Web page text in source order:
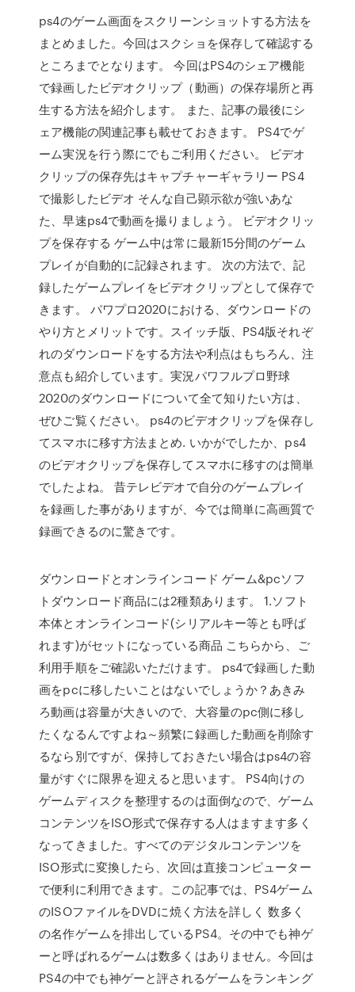
ps4のゲーム画面をスクリーンショットする方法を
まとめました。今回はスクショを保存して確認する
ところまでとなります。 今回はPS4のシェア機能
で録画したビデオクリップ（動画）の保存場所と再
生する方法を紹介します。 また、記事の最後にシ
ェア機能の関連記事も載せておきます。 PS4でゲ
ーム実況を行う際にでもご利用ください。 ビデオ
クリップの保存先はキャプチャーギャラリー PS4
で撮影したビデオ そんな自己顕示欲が強いあな
た、早速ps4で動画を撮りましょう。 ビデオクリッ
プを保存する ゲーム中は常に最新15分間のゲーム
プレイが自動的に記録されます。 次の方法で、記
録したゲームプレイをビデオクリップとして保存で
きます。 パワプロ2020における、ダウンロードの
やり方とメリットです。スイッチ版、PS4版それぞ
れのダウンロードをする方法や利点はもちろん、注
意点も紹介しています。実況パワフルプロ野球
2020のダウンロードについて全て知りたい方は、
ぜひご覧ください。 ps4のビデオクリップを保存し
てスマホに移す方法まとめ. いかがでしたか、ps4
のビデオクリップを保存してスマホに移すのは簡単
でしたよね。 昔テレビデオで自分のゲームプレイ
を録画した事がありますが、今では簡単に高画質で
録画できるのに驚きです。
ダウンロードとオンラインコード ゲーム&pcソフ
トダウンロード商品には2種類あります。 1.ソフト
本体とオンラインコード(シリアルキー等とも呼ば
れます)がセットになっている商品 こちらから、ご
利用手順をご確認いただけます。 ps4で録画した動
画をpcに移したいことはないでしょうか？あきみ
ろ動画は容量が大きいので、大容量のpc側に移し
たくなるんですよね～頻繁に録画した動画を削除す
るなら別ですが、保持しておきたい場合はps4の容
量がすぐに限界を迎えると思います。 PS4向けの
ゲームディスクを整理するのは面倒なので、ゲーム
コンテンツをISO形式で保存する人はますます多く
なってきました。すべてのデジタルコンテンツを
ISO形式に変換したら、次回は直接コンピューター
で便利に利用できます。この記事では、PS4ゲーム
のISOファイルをDVDに焼く方法を詳しく 数多く
の名作ゲームを排出しているPS4。その中でも神ゲ
ーと呼ばれるゲームは数多くはありません。今回は
PS4の中でも神ゲーと評されるゲームをランキング